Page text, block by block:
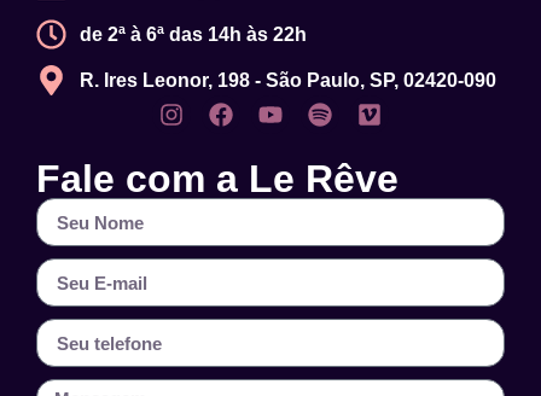
de 2ª à 6ª das 14h às 22h
R. Ires Leonor, 198 - São Paulo, SP, 02420-090
Fale com a Le Rêve